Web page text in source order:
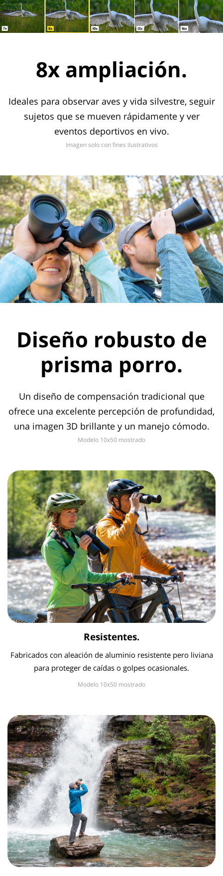
8x ampliación.
Ideales para observar aves y vida silvestre, seguir
sujetos que se mueven rápidamente y ver
eventos deportivos en vivo.
Imagen solo con fines ilustrativos
Diseño robusto de
prisma porro.
Un diseño de compensación tradicional que
ofrece una excelente percepción de profundidad,
una imagen 3D brillante y un manejo cómodo.
Modelo 10x50 mostrado
Resistentes.
Fabricados con aleación de aluminio resistente pero liviana
para proteger de caídas o golpes ocasionales.
Modelo 10x50 mostrado